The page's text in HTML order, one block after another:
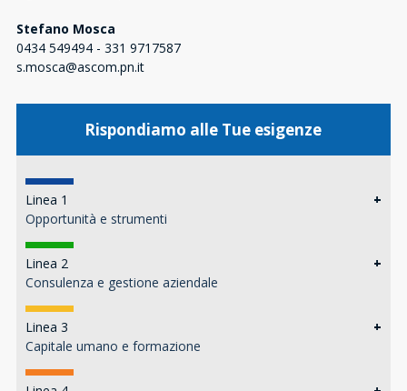
Stefano Mosca
0434 549494 - 331 9717587
s.mosca@ascom.pn.it
Rispondiamo alle Tue esigenze
Linea 1
+
Opportunità e strumenti
Linea 2
+
Consulenza e gestione aziendale
Linea 3
+
Capitale umano e formazione